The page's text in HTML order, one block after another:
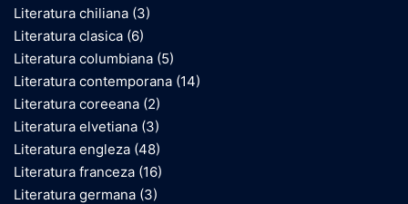
Literatura chiliana (3)
Literatura clasica (6)
Literatura columbiana (5)
Literatura contemporana (14)
Literatura coreeana (2)
Literatura elvetiana (3)
Literatura engleza (48)
Literatura franceza (16)
Literatura germana (3)